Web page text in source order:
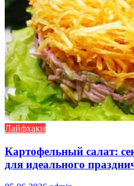
Лайфхаки
Картофельный салат:
для идеального